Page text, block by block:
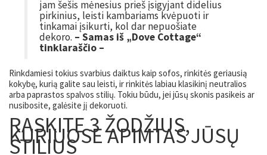
jam šešis mėnesius prieš įsigyjant didelius
pirkinius, leisti kambariams kvėpuoti ir
tinkamai įsikurti, kol dar nepuošiate
dekoro. – Samas iš „Dove Cottage“
tinklaraščio –
Rinkdamiesi tokius svarbius daiktus kaip sofos, rinkitės geriausią
kokybę, kurią galite sau leisti, ir rinkitės labiau klasikinį neutralios
arba paprastos spalvos stilių. Tokiu būdu, jei jūsų skonis pasikeis ar
nusibosite, galėsite jį dekoruoti.
RASKITE 3 ŽODŽIUS,
KURIUOSE APIMTAS ​​JŪSŲ
STILIUS